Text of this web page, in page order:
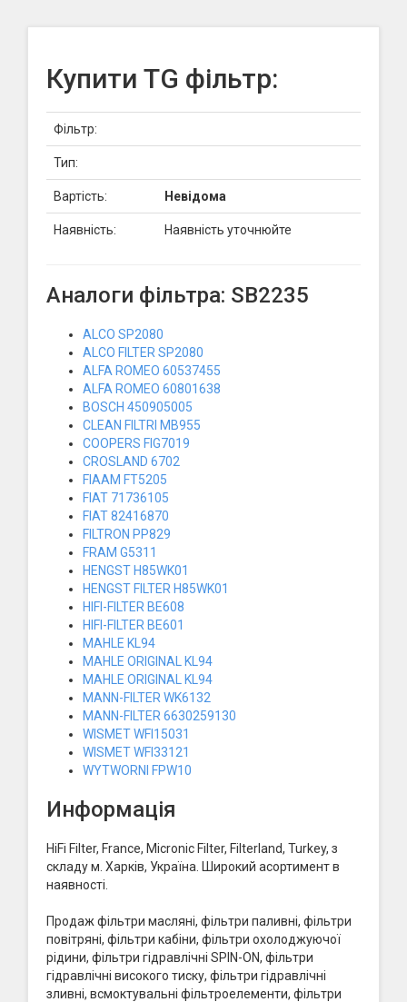
Купити TG фільтр:
Фільтр:
Тип:
Вартість: Невідома
Наявність: Наявність уточнюйте
Аналоги фільтра: SB2235
ALCO SP2080
ALCO FILTER SP2080
ALFA ROMEO 60537455
ALFA ROMEO 60801638
BOSCH 450905005
CLEAN FILTRI MB955
COOPERS FIG7019
CROSLAND 6702
FIAAM FT5205
FIAT 71736105
FIAT 82416870
FILTRON PP829
FRAM G5311
HENGST H85WK01
HENGST FILTER H85WK01
HIFI-FILTER BE608
HIFI-FILTER BE601
MAHLE KL94
MAHLE ORIGINAL KL94
MAHLE ORIGINAL KL94
MANN-FILTER WK6132
MANN-FILTER 6630259130
WISMET WFI15031
WISMET WFI33121
WYTWORNI FPW10
Информація
HiFi Filter, France, Micronic Filter, Filterland, Turkey, з
складу м. Харків, Україна. Широкий асортимент в
наявності.
Продаж фільтри масляні, фільтри паливні, фільтри
повітряні, фільтри кабіни, фільтри охолоджуючої
рідини, фільтри гідравлічні SPIN-ON, фільтри
гідравлічні високого тиску, фільтри гідравлічні
зливні, всмоктувальні фільтроелементи, фільтри